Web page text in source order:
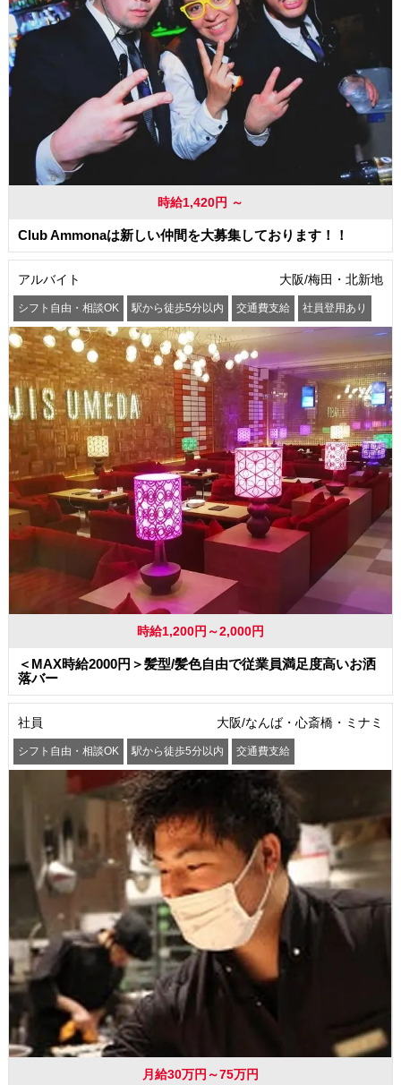
時給1,420円 ～
Club Ammonaは新しい仲間を大募集しております！！
アルバイト 大阪/梅田・北新地
シフト自由・相談OK 駅から徒歩5分以内 交通費支給 社員登用あり
時給1,200円～2,000円
＜MAX時給2000円＞髪型/髪色自由で従業員満足度高いお洒
落バー
社員 大阪/なんば・心斎橋・ミナミ
シフト自由・相談OK 駅から徒歩5分以内 交通費支給
月給30万円～75万円